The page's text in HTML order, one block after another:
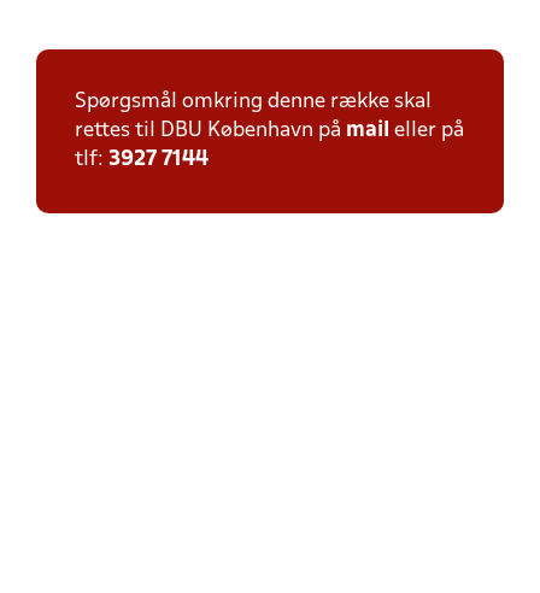
Spørgsmål omkring denne række skal
rettes til DBU København på mail eller på
tlf: 3927 7144